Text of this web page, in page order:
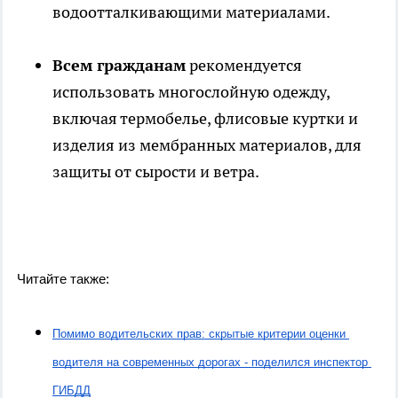
водоотталкивающими материалами.
Всем гражданамрекомендуется
использовать многослойную одежду,
включая термобелье, флисовые куртки и
изделия из мембранных материалов, для
защиты от сырости и ветра.
Читайте также:
Помимо водительских прав: скрытые критерии оценки
водителя на современных дорогах - поделился инспектор
ГИБДД